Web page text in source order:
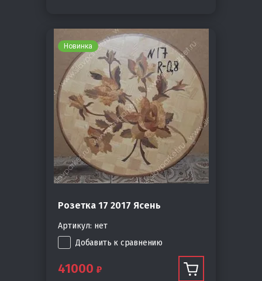
Новинка
Розетка 17 2017 Ясень
Артикул: нет
Добавить к сравнению
41000